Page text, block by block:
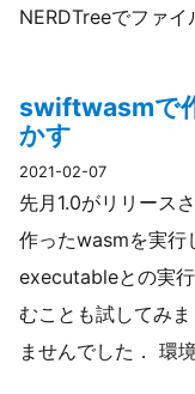
NERDTreeでファ
swiftwasmで
かす
2021-02-07
先月1.0がリリース
作ったwasmを実行
executableとの実
むことも試してみ
ませんでした． 環